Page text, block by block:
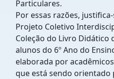
Particulares.
Por essas razões,
Projeto Coletivo
Coleção do Livro Didático
alunos do 6º Ano do
elaborada por
que está sendo orientado